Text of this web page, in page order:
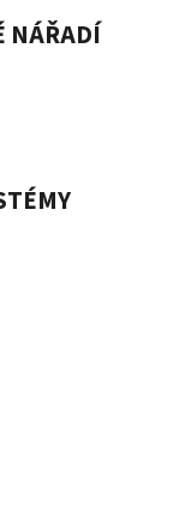
NÁŘADÍ